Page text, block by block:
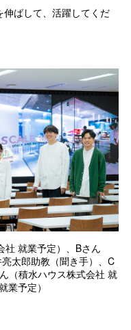
ばして、活躍してくだ
社 就業予定）、Bさん
太郎助教（聞き手）、C
（積水ハウス株式会社 就
業予定）